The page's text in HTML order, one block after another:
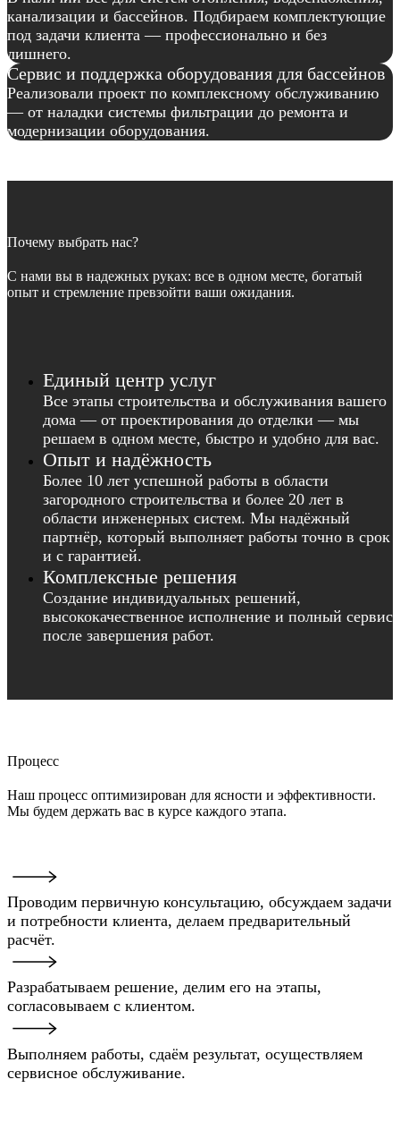
канализации и бассейнов. Подбираем комплектующие
под задачи клиента — профессионально и без
лишнего.
Сервис и поддержка оборудования для бассейнов
Реализовали проект по комплексному обслуживанию
— от наладки системы фильтрации до ремонта и
модернизации оборудования.
Почему выбрать нас?
С нами вы в надежных руках: все в одном месте, богатый
опыт и стремление превзойти ваши ожидания.
Единый центр услуг
Все этапы строительства и обслуживания вашего
дома — от проектирования до отделки — мы
решаем в одном месте, быстро и удобно для вас.
Опыт и надёжность
Более 10 лет успешной работы в области
загородного строительства и более 20 лет в
области инженерных систем. Мы надёжный
партнёр, который выполняет работы точно в срок
и с гарантией.
Комплексные решения
Создание индивидуальных решений,
высококачественное исполнение и полный сервис
после завершения работ.
Процесс
Наш процесс оптимизирован для ясности и эффективности.
Мы будем держать вас в курсе каждого этапа.
Проводим первичную консультацию, обсуждаем задачи
и потребности клиента, делаем предварительный
расчёт.
Разрабатываем решение, делим его на этапы,
согласовываем с клиентом.
Выполняем работы, сдаём результат, осуществляем
сервисное обслуживание.